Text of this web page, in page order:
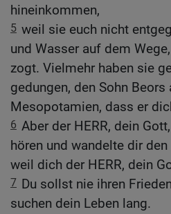
hineinkommen,
5 weil sie euch nicht
und Wasser auf dem
zogt. Vielmehr haben sie
gedungen, den Sohn Beors
Mesopotamien, dass er
6 Aber der HERR, dein
hören und wandelte dir
weil dich der HERR, dein
7 Du sollst nie ihren
suchen dein Leben lang.